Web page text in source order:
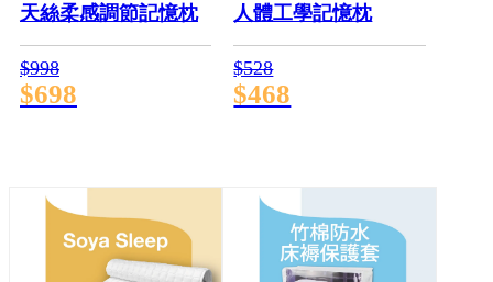
天絲柔感調節記憶枕
$998
$698
人體工學記憶枕
$528
$468